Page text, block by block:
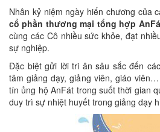
Nhân kỷ niệm ngày hiến chương của
cổ phần thương mại tổng hợp
cùng các Cô nhiều sức khỏe, đạt
sự nghiệp.
Đặc biệt gửi lời tri ân sâu sắc đến
tâm giảng dạy, giảng viên, giáo
tín ủng hộ AnFát trong suốt thời gian
duy trì sự nhiệt huyết trong giảng dạy